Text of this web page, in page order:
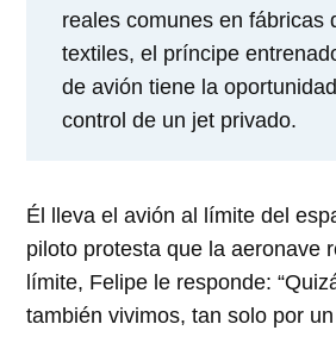
reales comunes en fábricas
textiles, el príncipe
de avión tiene la
control de un jet privado.
Él lleva el avión al límite del
piloto protesta que la aeronave
límite, Felipe le responde:
también vivimos, tan solo por un